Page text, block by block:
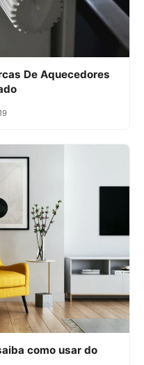
De Aquecedores
como usar do